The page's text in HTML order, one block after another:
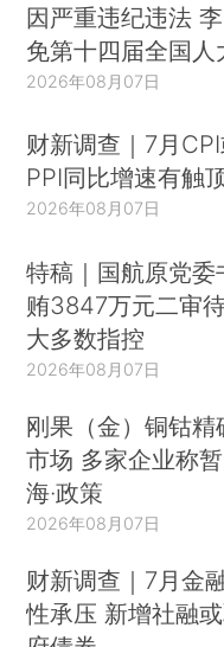
因严重违纪违法
免第十四届全国人
2026年08月07日
财新调查｜7月
PPI同比增速有触
2026年08月07日
特稿｜国航原党委
贿3847万元二审
大多数指控
2026年08月07日
刚果（金）铜钴精
市场 多家企业称
海·政策
2026年08月07日
财新调查｜7月金
性承压 新增社融